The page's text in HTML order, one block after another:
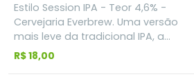
Estilo Session IPA - Teor 4,6% -
Cervejaria Everbrew. Uma versão
mais leve da tradicional IPA, a
Evertreze Session IPA tem aroma
R$ 18,00